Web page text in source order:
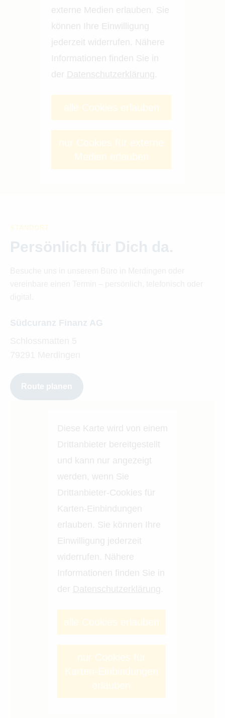
externe Medien erlauben. Sie
können Ihre Einwilligung
jederzeit widerrufen. Nähere
Informationen finden Sie in
der Datenschutzerklärung .
alle Cookies erlauben
nur Cookies für externe
Medien erlauben
STANDORT
Persönlich für Dich da.
Südcuranz Finanz AG
Route planen
Diese Karte wird von einem
Drittanbieter bereitgestellt
und kann nur angezeigt
werden, wenn Sie
Drittanbieter-Cookies für
Karten-Einbindungen
erlauben. Sie können Ihre
Einwilligung jederzeit
widerrufen. Nähere
Informationen finden Sie in
der Datenschutzerklärung .
alle Cookies erlauben
nur Cookies für
Karten-Einbindungen
erlauben